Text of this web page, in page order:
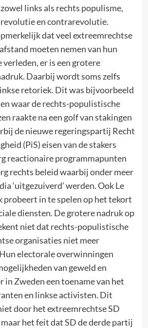
links als rechts populisme,
en contrarevolutie.
dat veel extreemrechtse
moeten nemen van hun
er is een grotere
Daarbij wordt soms zelfs
retoriek. Dit was bijvoorbeeld
waar de rechts-populistische
raakte na een golf van stakingen
de nieuwe regeringspartij Recht
(PiS) eisen van de stakers
reactionaire programmapunten
rechts beleid waarbij onder meer
‘uitgezuiverd’ werden. Ook Le
probeert in te spelen op het tekort
diensten. De grotere nadruk op
niet dat rechts-populistische
organisaties niet meer
electorale overwinningen
van geweld en
in Zweden een toename van het
en linkse activisten. Dit
door het extreemrechtse SD
het feit dat SD de derde partij